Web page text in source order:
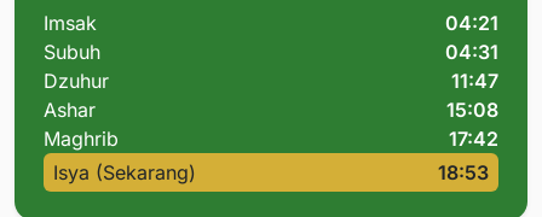
Imsak
04:21
Subuh
04:31
Dzuhur
11:47
Ashar
15:08
Maghrib
17:42
Isya (Sekarang)
18:53